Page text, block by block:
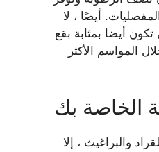
أيضًا ، لا
أيضا بمثابة بقع
المواسم الأكثر
الخاصة بك
والبراغيث ، إلا